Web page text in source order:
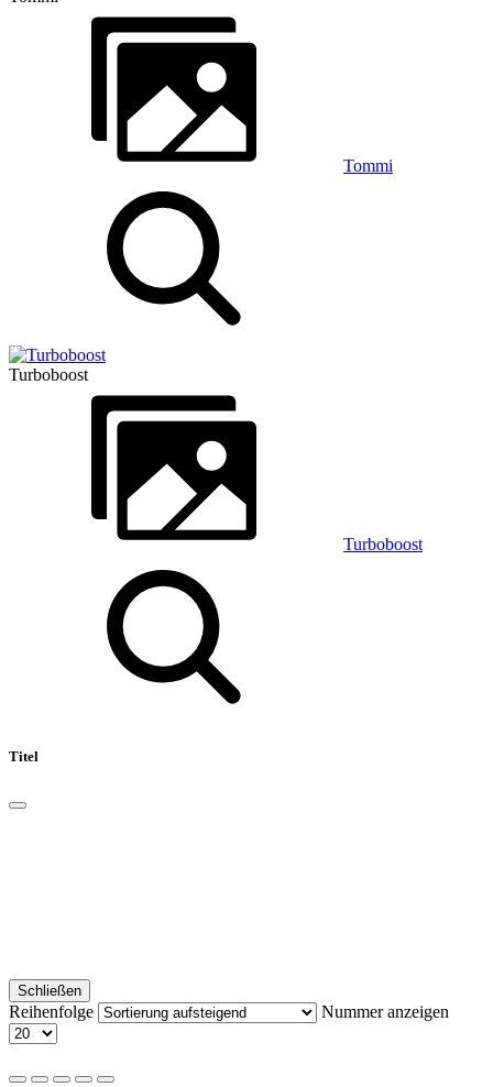
Tommi
Turboboost
Turboboost
Titel
Schließen
Reihenfolge Nummer anzeigen